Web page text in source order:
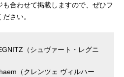
合わせて掲載しますので、ぜひフ
さい。
（シュヴァート・レグニ
（クレンツェ ヴィルハー